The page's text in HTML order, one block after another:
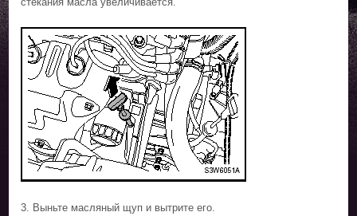
3. Выньте масляный щуп и вытрите его.